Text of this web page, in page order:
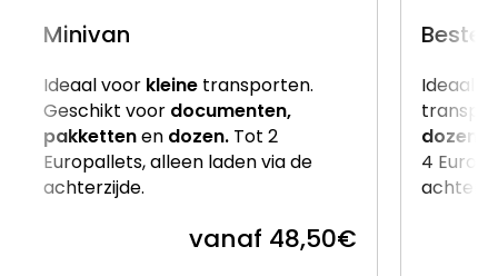
Minivan
Ideaal voor kleine transporten.
Geschikt voor documenten,
pakkettenen dozen. Tot 2
Europallets, alleen laden via de
achterzijde.
vanaf 48,50€
Ideaal
dozen
4